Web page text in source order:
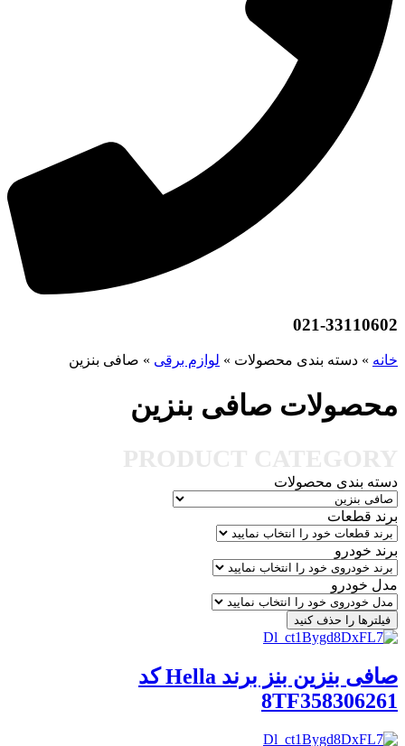
021-33110602
خانه » دسته بندی محصولات » لوازم برقی » صافی بنزین
محصولات صافی بنزین
دسته بندی محصولات
برند قطعات
برند خودرو
مدل خودرو
فیلترها را حذف کنید
صافی بنزین بنز برند Hella کد
8TF358306261